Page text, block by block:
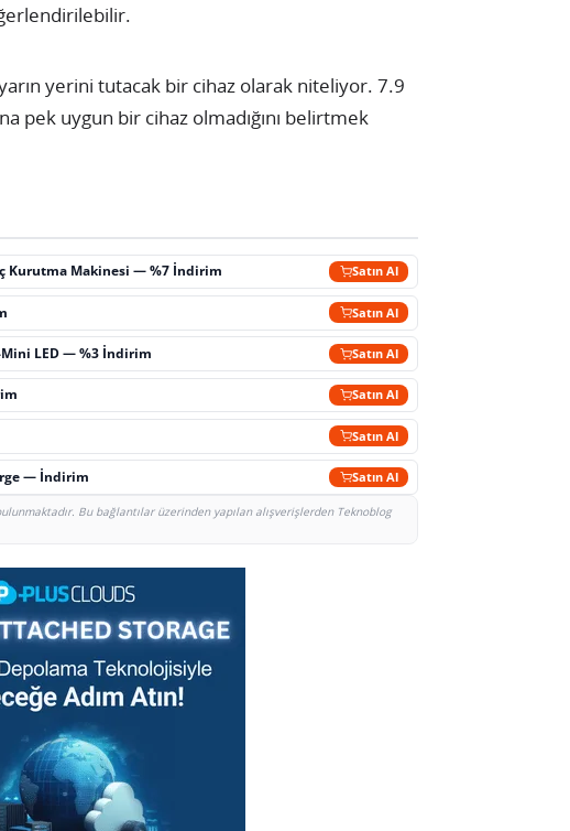
yerini tutacak bir cihaz olarak niteliyor. 7.9
pek uygun bir cihaz olmadığını belirtmek
Kurutma Makinesi — %7 İndirim Satın Al
Satın Al
Mini LED — %3 İndirim Satın Al
Satın Al
Satın Al
— İndirim Satın Al
Bu bağlantılar üzerinden yapılan alışverişlerden Teknoblog